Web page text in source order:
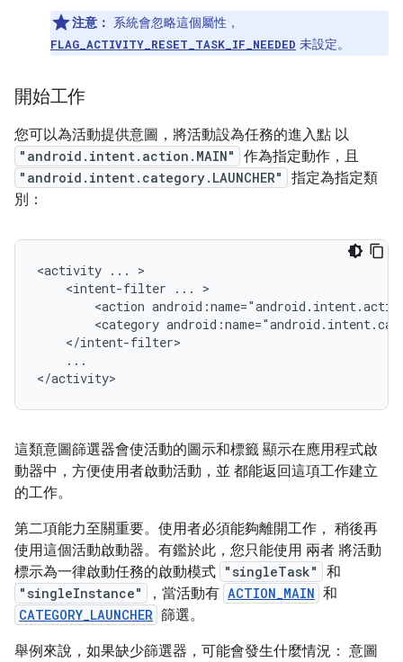
注意： 系統會忽略這個屬性，
FLAG_ACTIVITY_RESET_TASK_IF_NEEDED 未設定。
開始工作
您可以為活動提供意圖，將活動設為任務的進入點 以
"android.intent.action.MAIN" 作為指定動作，且
"android.intent.category.LAUNCHER"
指定為指定類
別：
<activity ...
<intent-filter
...
<action
<category
...
這類意圖篩選器會使活動的圖示和標籤 顯示在應用程式啟
動器中，方便使用者啟動活動，並 都能返回這項工作建立
的工作。
第二項能力至關重要。使用者必須能夠離開工作， 稍後再
使用這個活動啟動器。有鑑於此，您只能使用 兩者 將活動
標示為一律啟動任務的啟動模式 "singleTask" 和
"singleInstance" ，當活動有 ACTION_MAIN 和
CATEGORY_LAUNCHER 篩選。
舉例來說，如果缺少篩選器，可能會發生什麼情況： 意圖